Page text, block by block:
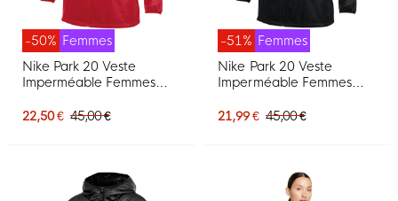
-50% Femmes
Nike Park 20 Veste
Imperméable Femmes
22,50 € 45,00 €
-51% Femmes
Nike Park 20 Veste
Imperméable Femmes
21,99 € 45,00 €